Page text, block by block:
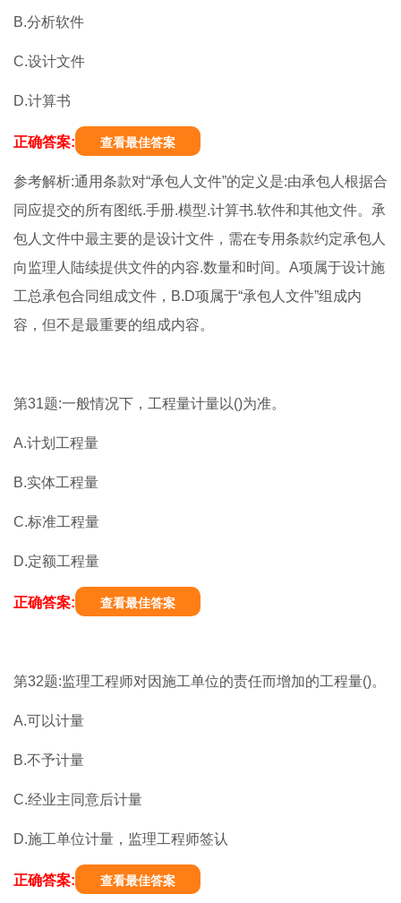
B.分析软件
C.设计文件
D.计算书
正确答案: 查看最佳答案
参考解析:通用条款对“承包人文件”的定义是:由承包人根据合
同应提交的所有图纸.手册.模型.计算书.软件和其他文件。承
包人文件中最主要的是设计文件，需在专用条款约定承包人
向监理人陆续提供文件的内容.数量和时间。A项属于设计施
工总承包合同组成文件，B.D项属于“承包人文件”组成内
容，但不是最重要的组成内容。
第31题:一般情况下，工程量计量以()为准。
A.计划工程量
B.实体工程量
C.标准工程量
D.定额工程量
正确答案: 查看最佳答案
第32题:监理工程师对因施工单位的责任而增加的工程量()。
A.可以计量
B.不予计量
C.经业主同意后计量
D.施工单位计量，监理工程师签认
正确答案: 查看最佳答案